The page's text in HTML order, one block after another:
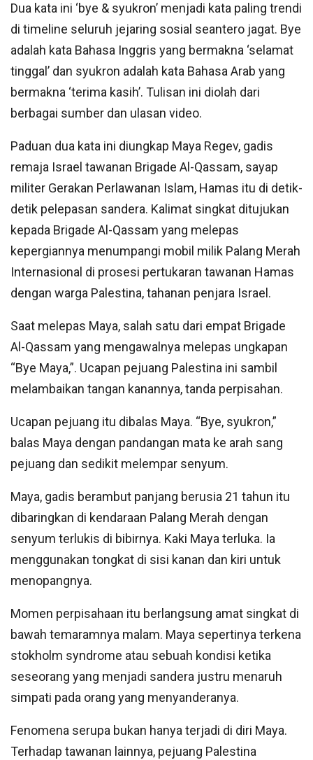
Dua kata ini ‘bye & syukron’ menjadi kata paling trendi
di timeline seluruh jejaring sosial seantero jagat. Bye
adalah kata Bahasa Inggris yang bermakna ‘selamat
tinggal’ dan syukron adalah kata Bahasa Arab yang
bermakna ‘terima kasih’. Tulisan ini diolah dari
berbagai sumber dan ulasan video.
Paduan dua kata ini diungkap Maya Regev, gadis
remaja Israel tawanan Brigade Al-Qassam, sayap
militer Gerakan Perlawanan Islam, Hamas itu di detik-
detik pelepasan sandera. Kalimat singkat ditujukan
kepada Brigade Al-Qassam yang melepas
kepergiannya menumpangi mobil milik Palang Merah
Internasional di prosesi pertukaran tawanan Hamas
dengan warga Palestina, tahanan penjara Israel.
Saat melepas Maya, salah satu dari empat Brigade
Al-Qassam yang mengawalnya melepas ungkapan
“Bye Maya,”. Ucapan pejuang Palestina ini sambil
melambaikan tangan kanannya, tanda perpisahan.
Ucapan pejuang itu dibalas Maya. “Bye, syukron,”
balas Maya dengan pandangan mata ke arah sang
pejuang dan sedikit melempar senyum.
Maya, gadis berambut panjang berusia 21 tahun itu
dibaringkan di kendaraan Palang Merah dengan
senyum terlukis di bibirnya. Kaki Maya terluka. Ia
menggunakan tongkat di sisi kanan dan kiri untuk
menopangnya.
Momen perpisahaan itu berlangsung amat singkat di
bawah temaramnya malam. Maya sepertinya terkena
stokholm syndrome atau sebuah kondisi ketika
seseorang yang menjadi sandera justru menaruh
simpati pada orang yang menyanderanya.
Fenomena serupa bukan hanya terjadi di diri Maya.
Terhadap tawanan lainnya, pejuang Palestina